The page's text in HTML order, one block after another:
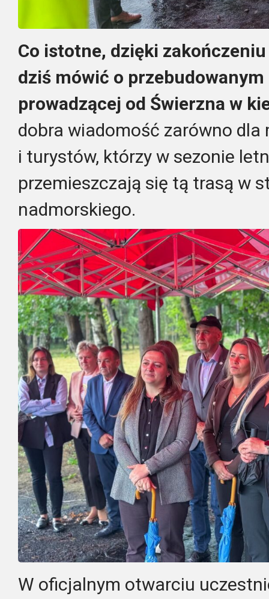
Co istotne, dzięki
dziś mówić o
prowadzącej od Świerzna w
dobra wiadomość zarówno dla
i turystów, którzy w sezonie
przemieszczają się tą trasą w
nadmorskiego.
W oficjalnym otwarciu